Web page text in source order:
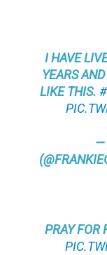
I HAVE
YEARS
LIKE THIS.
—
PRAY FOR